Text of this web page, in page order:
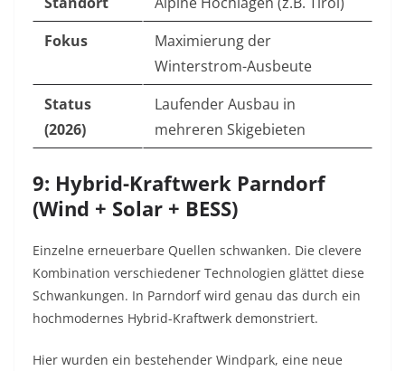
Fokus
Maximierung der
Winterstrom-Ausbeute
Status
(2026)
Laufender Ausbau in
mehreren Skigebieten
9: Hybrid-Kraftwerk Parndorf
(Wind + Solar + BESS)
Einzelne erneuerbare Quellen schwanken. Die clevere
Kombination verschiedener Technologien glättet diese
Schwankungen. In Parndorf wird genau das durch ein
hochmodernes Hybrid-Kraftwerk demonstriert.
Hier wurden ein bestehender Windpark, eine neue